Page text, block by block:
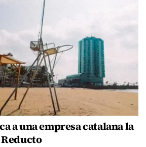
a una empresa catalana la